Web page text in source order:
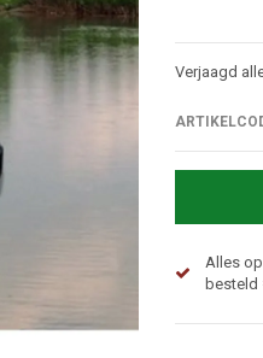
Verjaagd
Alles
besteld